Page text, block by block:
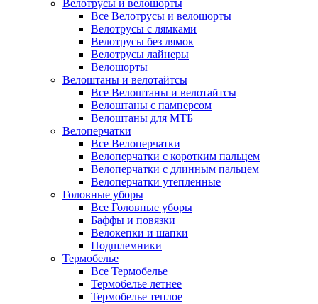
Велотрусы и велошорты
Все Велотрусы и велошорты
Велотрусы с лямками
Велотрусы без лямок
Велотрусы лайнеры
Велошорты
Велоштаны и велотайтсы
Все Велоштаны и велотайтсы
Велоштаны с памперсом
Велоштаны для МТБ
Велоперчатки
Все Велоперчатки
Велоперчатки с коротким пальцем
Велоперчатки с длинным пальцем
Велоперчатки утепленные
Головные уборы
Все Головные уборы
Баффы и повязки
Велокепки и шапки
Подшлемники
Термобелье
Все Термобелье
Термобелье летнее
Термобелье теплое